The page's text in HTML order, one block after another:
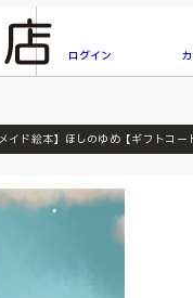
ONE PIECEカード付き同
ログイン
イド絵本】ほしのゆめ【ギフトコー